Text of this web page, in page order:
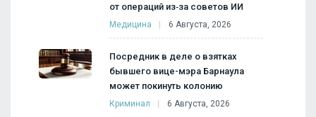
от операций из‑за советов ИИ
Медицина 6 Августа, 2026
Посредник в деле о взятках
бывшего вице-мэра Барнаула
может покинуть колонию
Криминал 6 Августа, 2026